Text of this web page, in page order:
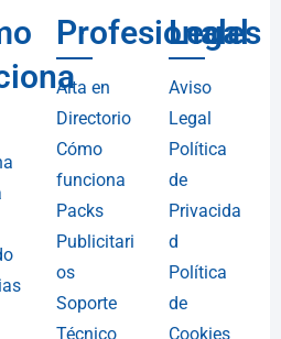
Profesionales
Alta en
Directorio
Cómo
funciona
Packs
Publicitari
os
Soporte
Técnico
Legal
Aviso
Legal
Política
de
Privacida
d
Política
de
Cookies